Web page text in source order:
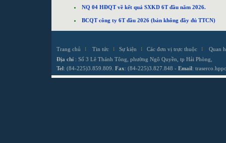
NQ 04 HĐQT về kết quả SXKD 6T đầu năm 2026.
BCQT công ty 6T đầu 2026 (bản không đầy đủ TTCN)
Trang chủ Tin tức Sự kiện Các đơn vị trực thuộc
Quan
Địa chỉ : Số 3 Lê Thánh Tông, phường Ngô Quyền, tp Hải Phòng,
Tel: (84-225)3.859.809. Fax: (84-225)3.827.848 - Email: